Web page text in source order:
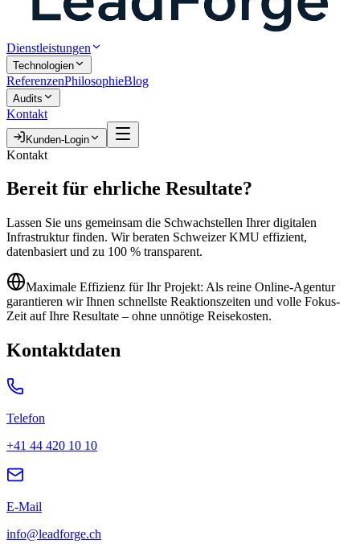
Dienstleistungen
Technologien
ReferenzenPhilosophieBlog
Audits
Kontakt
Kunden-Login
Kontakt
Bereit für ehrliche Resultate?
Lassen Sie uns gemeinsam die Schwachstellen Ihrer digitalen
Infrastruktur finden. Wir beraten Schweizer KMU effizient,
datenbasiert und zu 100 % transparent.
Maximale Effizienz für Ihr Projekt: Als reine Online-Agentur
garantieren wir Ihnen schnellste Reaktionszeiten und volle Fokus-
Zeit auf Ihre Resultate – ohne unnötige Reisekosten.
Kontaktdaten
Telefon
+41 44 420 10 10
E-Mail
info@leadforge.ch